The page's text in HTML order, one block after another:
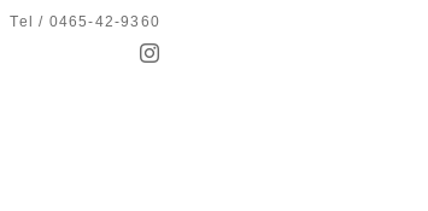
Tel / 0465-42-9360